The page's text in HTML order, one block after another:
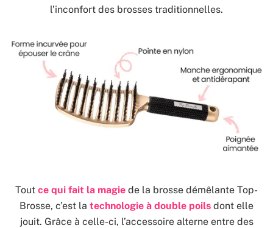
l’inconfort des brosses traditionnelles.
Tout ce qui fait la magie de la brosse démêlante Top-
Brosse, c’est la technologie à double poils dont elle
jouit. Grâce à celle-ci, l’accessoire alterne entre des